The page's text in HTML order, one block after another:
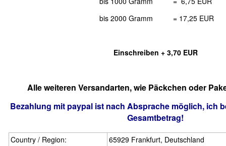
bis 2000 Gramm = 17,25 EUR
Einschreiben + 3,70 EUR
Alle weiteren Versandarten, wie Päckchen oder
Bezahlung mit paypal ist nach Absprache möglich, ich
Gesamtbetrag!
Country / Region: 65929 Frankfurt, Deutschland